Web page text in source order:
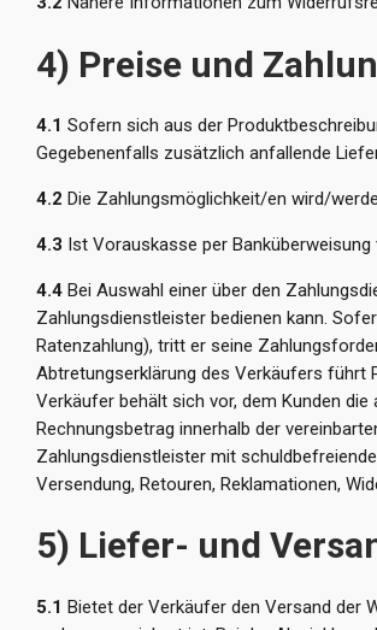
4) Preise und
4.1 Sofern sich aus der
Gegebenenfalls zusätzlich anfallende
4.2 Die Zahlungsmöglichkeit/en wird/
4.3 Ist Vorauskasse per
4.4Bei Auswahl einer über den
Zahlungsdienstleister bedienen kann.
Ratenzahlung), tritt er seine
Abtretungserklärung des Verkäufers führt
Verkäufer behält sich vor, dem Kunden
Rechnungsbetrag innerhalb der
Zahlungsdienstleister mit
Versendung, Retouren, Reklamationen,
5) Liefer- und
5.1 Bietet der Verkäufer den Versand der